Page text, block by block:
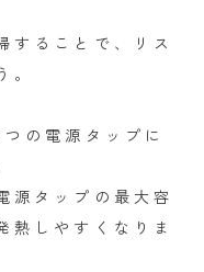
することで、リス
。
の電源タップに
源タップの最大容
熱しやすくなりま